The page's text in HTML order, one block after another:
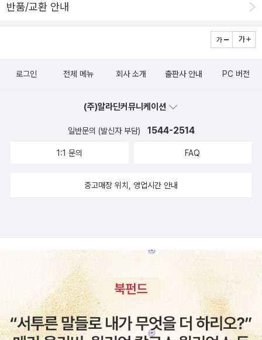
원에 감지덕지하지 말고 미국으로 아니 세계로 뻗아나가 초판 일쇄
바란다. 이렇게 되면 정말 제대로 인공지능의 수혜아니던가. ‘지금 세
표지의 일갈이 마음에 남는다. 시종일관 챗지피티를 달래가며 요리조
나가는 저자처럼 우리도 하루가 다르게 발전해 나가는 생성형 인공지
능을 어떻게 구슬려야 함께 잘 살아낼 수 있을지를 궁리해야겠다.
책. 질문을 잘 하면 책이 나오는 세상(?)
반품/교환 안내
로그인 전체 메뉴 회사 소개 출판사 안내 PC 버전
(주)알라딘커뮤니케이션
일반문의 (발신자 부담) 1544-2514
1:1 문의 FAQ
중고매장 위치, 영업시간 안내